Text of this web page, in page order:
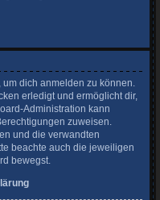
dich anmelden zu können.
erledigt und ermöglicht dir,
Administration kann
zuweisen.
und die verwandten
beachte auch die jeweiligen
bewegst.